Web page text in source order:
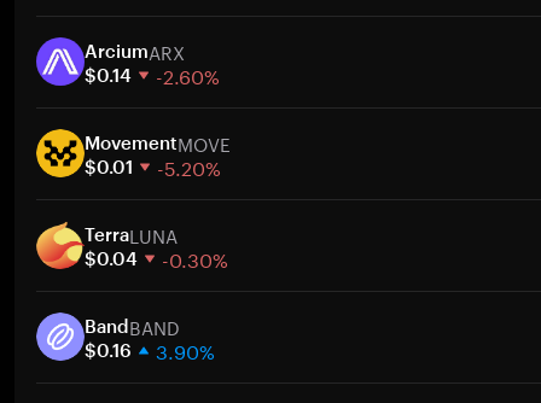
30일
시가총액
ArciumARX
$0.14 -2.60%
30일
시가총액
MovementMOVE
$0.01 -5.20%
30일
시가총액
TerraLUNA
$0.04 -0.30%
30일
시가총액
BandBAND
$0.16 3.90%